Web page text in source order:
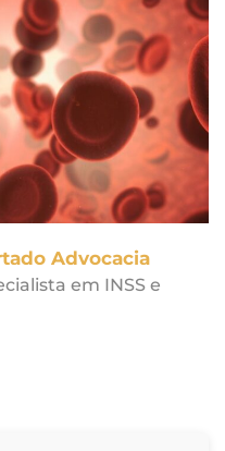
Advocacia
em INSS e